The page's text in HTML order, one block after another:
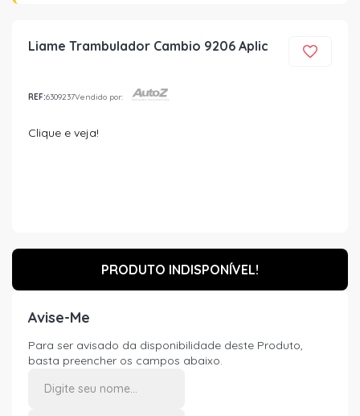
Liame Trambulador Cambio 9206 Aplic
REF:6309237Vendido por:
Clique e veja!
PRODUTO INDISPONÍVEL!
Avise-Me
Para ser avisado da disponibilidade deste Produto,
basta preencher os campos abaixo.